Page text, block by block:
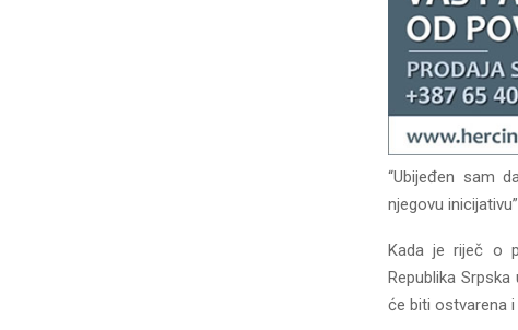
“Ubijeđen sam
njegovu
Kada je riječ o
Republika
će biti ostvarena